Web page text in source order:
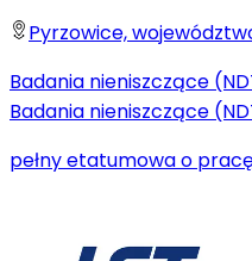
Pyrzowice,
Badania nieniszczące
Badania nieniszczące
pełny etatumowa o